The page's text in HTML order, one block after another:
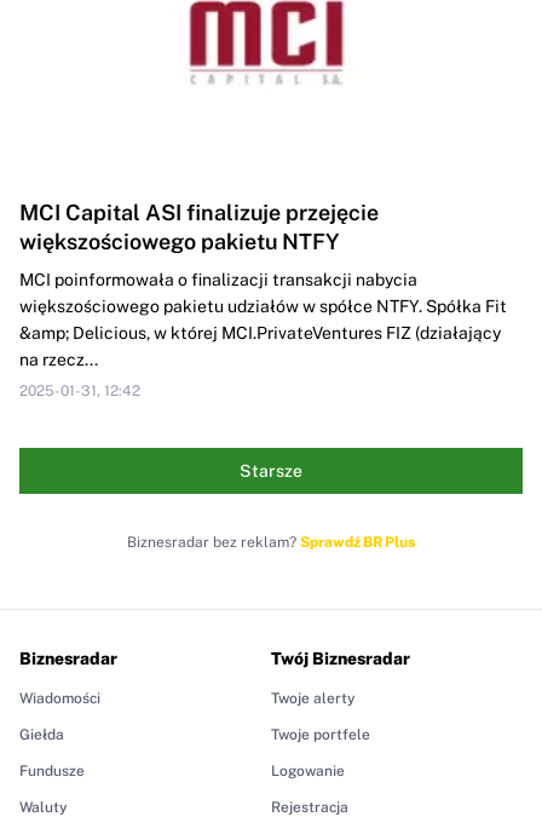
MCI Capital ASI finalizuje przejęcie
większościowego pakietu NTFY
MCI poinformowała o finalizacji transakcji nabycia
większościowego pakietu udziałów w spółce NTFY. Spółka Fit
&amp; Delicious, w której MCI.PrivateVentures FIZ (działający
na rzecz...
2025-01-31, 12:42
Starsze
Biznesradar bez reklam? Sprawdź BR Plus
Biznesradar
Wiadomości
Giełda
Fundusze
Waluty
Twój Biznesradar
Twoje alerty
Twoje portfele
Logowanie
Rejestracja